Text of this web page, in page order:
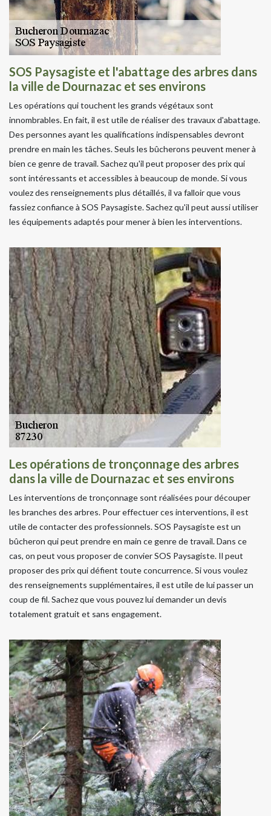
SOS Paysagiste et l'abattage des arbres dans
la ville de Dournazac et ses environs
Les opérations qui touchent les grands végétaux sont
innombrables. En fait, il est utile de réaliser des travaux d'abattage.
Des personnes ayant les qualifications indispensables devront
prendre en main les tâches. Seuls les bûcherons peuvent mener à
bien ce genre de travail. Sachez qu'il peut proposer des prix qui
sont intéressants et accessibles à beaucoup de monde. Si vous
voulez des renseignements plus détaillés, il va falloir que vous
fassiez confiance à SOS Paysagiste. Sachez qu'il peut aussi utiliser
les équipements adaptés pour mener à bien les interventions.
Les opérations de tronçonnage des arbres
dans la ville de Dournazac et ses environs
Les interventions de tronçonnage sont réalisées pour découper
les branches des arbres. Pour effectuer ces interventions, il est
utile de contacter des professionnels. SOS Paysagiste est un
bûcheron qui peut prendre en main ce genre de travail. Dans ce
cas, on peut vous proposer de convier SOS Paysagiste. Il peut
proposer des prix qui défient toute concurrence. Si vous voulez
des renseignements supplémentaires, il est utile de lui passer un
coup de fil. Sachez que vous pouvez lui demander un devis
totalement gratuit et sans engagement.